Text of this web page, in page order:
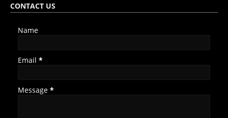
CONTACT US
Name
Email *
Message *